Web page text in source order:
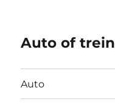
Auto of trein
Auto